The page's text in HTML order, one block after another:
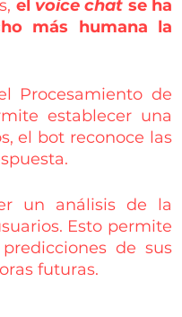
el voice chat se ha
más humana la
Procesamiento de
establecer una
el bot reconoce las
un análisis de la
Esto permite
de sus
futuras.